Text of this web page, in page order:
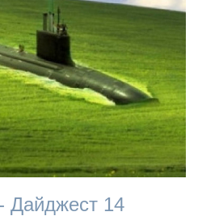
Дайджест 14